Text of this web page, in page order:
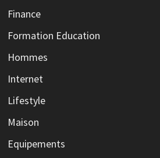
Finance
Formation Education
Hommes
Internet
Lifestyle
Maison
Equipements